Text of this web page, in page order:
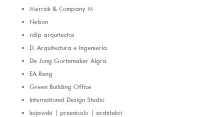
Merrick & Company M
Nelson
rdlp arquitectos
D. Arquitectura e Ingeniería
De Jong Gortemaker Algra
EA Reng
Green Building Office
International Design Studio
kujawski | przenioslo | architekci